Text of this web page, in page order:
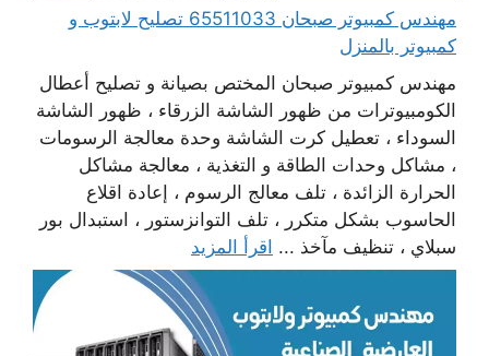
مهندس كمبيوتر صبحان 65511033 تصليح لابتوب و
كمبيوتر بالمنزل
مهندس كمبيوتر صبحان المختص بصيانة و تصليح أعطال
الكومبيوترات من ظهور الشاشة الزرقاء ، ظهور الشاشة
السوداء ، تعطيل كرت الشاشة وحدة معالجة الرسومات
، مشاكل وحدات الطاقة و التغذية ، معالجة مشاكل
الحرارة الزائدة ، تلف معالج الرسوم ، إعادة اقلاع
الحاسوب بشكل متكرر ، تلف التوانزستور ، استبدال بور
سبلاي ، تنظيف مآخذ ... اقرأ المزيد